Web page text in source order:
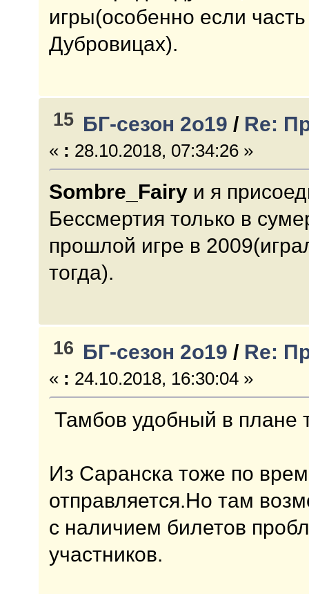
игры(особенно если
Дубровицах).
15 БГ-сезон 2о19 / Re:
« : 28.10.2018, 07:34:26 »
Sombre_Fairy и я
Бессмертия только в
прошлой игре в
тогда).
16 БГ-сезон 2о19 / Re:
« : 24.10.2018, 16:30:04 »
Тамбов удобный в плане
Из Саранска тоже по
отправляется.Но там
с наличием билетов
участников.